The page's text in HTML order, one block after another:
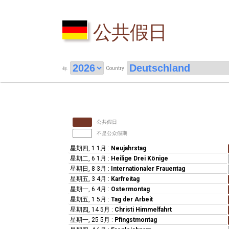
公共假日
年 Country
公共假日
不是公众假期
星期四, 1 1月 : Neujahrstag
星期二, 6 1月 : Heilige Drei Könige
星期日, 8 3月 :
Internationaler Frauentag
星期五, 3 4月 : Karfreitag
星期一, 6 4月 : Ostermontag
星期五, 1 5月 :Tag der Arbeit
星期四, 14 5月 : Christi Himmelfahrt
星期一, 25 5月 : Pfingstmontag